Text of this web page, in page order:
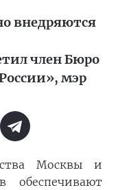
внедряются
член Бюро
мэр
Москвы и
обеспечивают